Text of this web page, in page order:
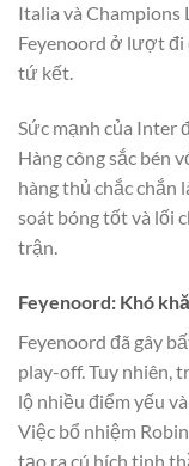
Italia và
Feyenoord ở lượt đi
tứ kết.
Sức mạnh của Inter
Hàng công sắc bén
hàng thủ chắc chắn
soát bóng tốt và lối
trận.
Feyenoord: Khó
Feyenoord đã gây
play-off. Tuy nhiên,
lộ nhiều điểm yếu
Việc bổ nhiệm
tạo ra cú hích tinh